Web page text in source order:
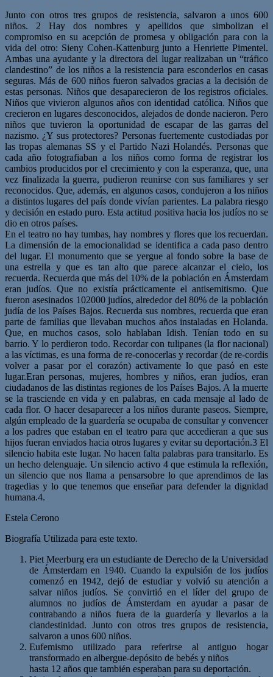
Junto con otros tres grupos de resistencia, salvaron a unos 600
niños. 2 Hay dos nombres y apellidos que simbolizan el
compromiso en su acepción de promesa y obligación para con la
vida del otro: Sieny Cohen-Kattenburg junto a Henriette Pimentel.
Ambas una ayudante y la directora del lugar realizaban un “tráfico
clandestino” de los niños a la resistencia para esconderlos en casas
seguras. Más de 600 niños fueron salvados gracias a la decisión de
estas personas. Niños que desaparecieron de los registros oficiales.
Niños que vivieron algunos años con identidad católica. Niños que
crecieron en lugares desconocidos, alejados de donde nacieron. Pero
niños que tuvieron la oportunidad de escapar de las garras del
nazismo. ¿Y sus protectores? Personas fuertemente custodiadas por
las tropas alemanas SS y el Partido Nazi Holandés. Personas que
cada año fotografiaban a los niños como forma de registrar los
cambios producidos por el crecimiento y con la esperanza, que, una
vez finalizada la guerra, pudieron reunirse con sus familiares y ser
reconocidos. Que, además, en algunos casos, condujeron a los niños
a distintos lugares del país donde vivían parientes. La palabra riesgo
y decisión en estado puro. Esta actitud positiva hacia los judíos no se
dio en otros países.
En el teatro no hay tumbas, hay nombres y flores que los recuerdan.
La dimensión de la emocionalidad se identifica a cada paso dentro
del lugar. El monumento que se yergue al fondo sobre la base de
una estrella y que es tan alto que parece alcanzar el cielo, los
recuerda. Recuerda que más del 10% de la población en Ámsterdam
eran judíos. Que no existía prácticamente el antisemitismo. Que
fueron asesinados 102000 judíos, alrededor del 80% de la población
judía de los Países Bajos. Recuerda sus nombres, recuerda que eran
parte de familias que llevaban muchos años instaladas en Holanda.
Que, en muchos casos, solo hablaban Idish. Tenían todo en su
barrio. Y lo perdieron todo. Recordar con tulipanes (la flor nacional)
a las víctimas, es una forma de re-conocerlas y recordar (de re-cordis
volver a pasar por el corazón) activamente lo que pasó en este
lugar.Eran personas, mujeres, hombres y niños, eran judíos, eran
ciudadanos de las distintas regiones de los Países Bajos. A la muerte
se la trasciende en vida y en palabras, en cada mensaje al lado de
cada flor. O hacer desaparecer a los niños durante paseos. Siempre,
algún empleado de la guardería se ocupaba de consultar y convencer
a los padres que estaban en el teatro para que accedieran a que sus
hijos fueran enviados hacia otros lugares y evitar su deportación.3 El
silencio habita este lugar. No hacen falta palabras para transitarlo. Es
un hecho delenguaje. Un silencio activo 4 que estimula la reflexión,
un silencio que nos llama a pensarsobre lo que aprendimos de las
tragedias y lo que tenemos que enseñar para defender la dignidad
humana.4.
Estela Cerono
Biografía Utilizada para este texto.
Piet Meerburg era un estudiante de Derecho de la Universidad
de Ámsterdam en 1940. Cuando la expulsión de los judíos
comenzó en 1942, dejó de estudiar y volvió su atención a
salvar niños judíos. Se convirtió en el líder del grupo de
alumnos no judíos de Ámsterdam en ayudar a pasar de
contrabando a niños fuera de la guardería y llevarlos a la
clandestinidad. Junto con otros tres grupos de resistencia,
salvaron a unos 600 niños.
Eufemismo utilizado para referirse al antiguo hogar
transformado en albergue-depósito de bebés y niños
hasta 12 años que también esperaban para su deportación.